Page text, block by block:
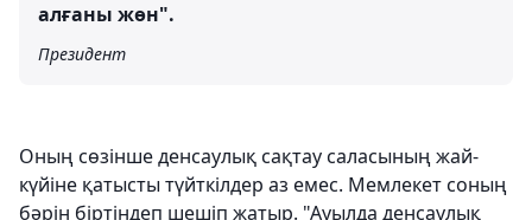
алғаны жөн".
Президент
Оның сөзінше денсаулық сақтау саласының жай-
күйіне қатысты түйткілдер аз емес. Мемлекет соның
бәрін біртіндеп шешіп жатыр. "Ауылда денсаулық